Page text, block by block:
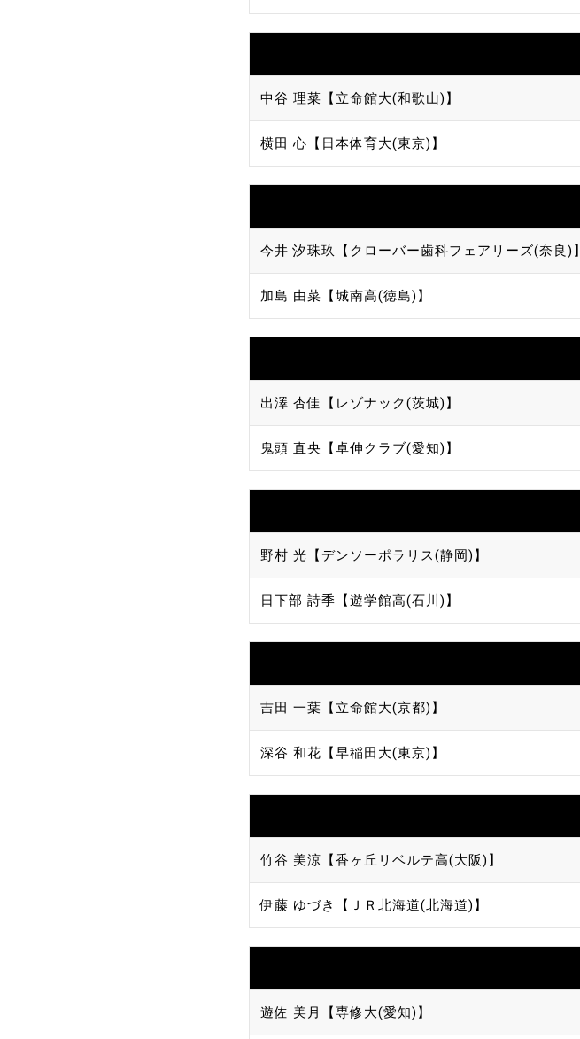
中谷 理菜【立命館大(和歌山)】
横田 心【日本体育大(東京)】
今井 汐珠玖【クローバー歯科フェアリーズ(奈良)】
加島 由菜【城南高(徳島)】
出澤 杏佳【レゾナック(茨城)】
鬼頭 直央【卓伸クラブ(愛知)】
野村 光【デンソーポラリス(静岡)】
日下部 詩季【遊学館高(石川)】
吉田 一葉【立命館大(京都)】
深谷 和花【早稲田大(東京)】
竹谷 美涼【香ヶ丘リベルテ高(大阪)】
伊藤 ゆづき【ＪＲ北海道(北海道)】
遊佐 美月【専修大(愛知)】